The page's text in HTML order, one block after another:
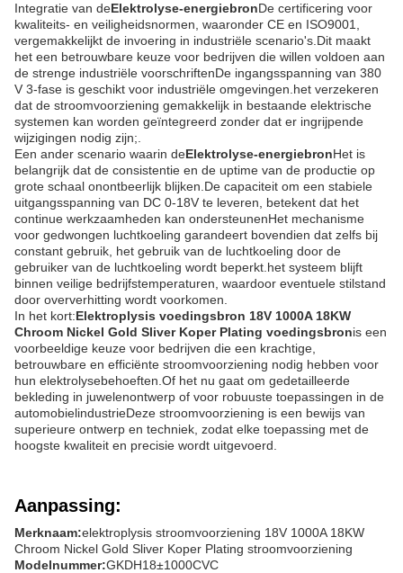
Integratie van deElektrolyse-energiebronDe certificering voor
kwaliteits- en veiligheidsnormen, waaronder CE en ISO9001,
vergemakkelijkt de invoering in industriële scenario's.Dit maakt
het een betrouwbare keuze voor bedrijven die willen voldoen aan
de strenge industriële voorschriftenDe ingangsspanning van 380
V 3-fase is geschikt voor industriële omgevingen.het verzekeren
dat de stroomvoorziening gemakkelijk in bestaande elektrische
systemen kan worden geïntegreerd zonder dat er ingrijpende
wijzigingen nodig zijn;.
Een ander scenario waarin deElektrolyse-energiebronHet is
belangrijk dat de consistentie en de uptime van de productie op
grote schaal onontbeerlijk blijken.De capaciteit om een stabiele
uitgangsspanning van DC 0-18V te leveren, betekent dat het
continue werkzaamheden kan ondersteunenHet mechanisme
voor gedwongen luchtkoeling garandeert bovendien dat zelfs bij
constant gebruik, het gebruik van de luchtkoeling door de
gebruiker van de luchtkoeling wordt beperkt.het systeem blijft
binnen veilige bedrijfstemperaturen, waardoor eventuele stilstand
door oververhitting wordt voorkomen.
In het kort:Elektroplysis voedingsbron 18V 1000A 18KW
Chroom Nickel Gold Sliver Koper Plating voedingsbronis een
voorbeeldige keuze voor bedrijven die een krachtige,
betrouwbare en efficiënte stroomvoorziening nodig hebben voor
hun elektrolysebehoeften.Of het nu gaat om gedetailleerde
bekleding in juwelenontwerp of voor robuuste toepassingen in de
automobielindustrieDeze stroomvoorziening is een bewijs van
superieure ontwerp en techniek, zodat elke toepassing met de
hoogste kwaliteit en precisie wordt uitgevoerd.
Aanpassing:
Merknaam:elektroplysis stroomvoorziening 18V 1000A 18KW
Chroom Nickel Gold Sliver Koper Plating stroomvoorziening
Modelnummer:GKDH18±1000CVC